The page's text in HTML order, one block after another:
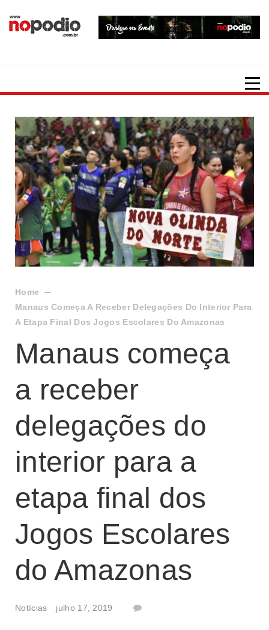
Home
Manaus Começa A Receber Delegações Do Interior Para
A Etapa Final Dos Jogos Escolares Do Amazonas
Manaus começa
a receber
delegações do
interior para a
etapa final dos
Jogos Escolares
do Amazonas
Notícias julho 17, 2019